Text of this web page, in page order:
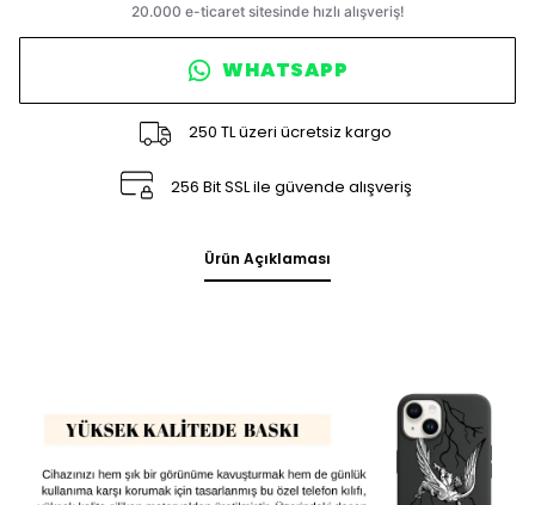
WHATSAPP
250 TL üzeri ücretsiz kargo
256 Bit SSL ile güvende alışveriş
Ürün Açıklaması